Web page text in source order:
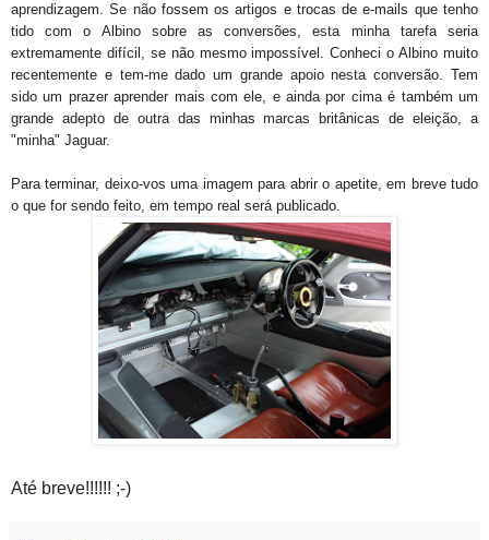
aprendizagem. Se não fossem os artigos e trocas de e-mails que tenho
tido com o Albino sobre as conversões, esta minha tarefa seria
extremamente difícil, se não mesmo impossível. Conheci o Albino muito
recentemente e tem-me dado um grande apoio nesta conversão. Tem
sido um prazer aprender mais com ele, e ainda por cima é também um
grande adepto de outra das minhas marcas britânicas de eleição, a
"minha" Jaguar.
Para terminar, deixo-vos uma imagem para abrir o apetite, em breve tudo
o que for sendo feito, em tempo real será publicado.
Até breve!!!!!! ;-)